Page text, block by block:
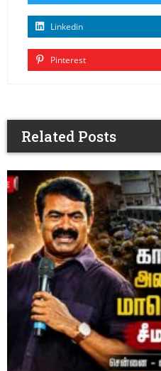
Linkedin
Pinterest
Related Posts